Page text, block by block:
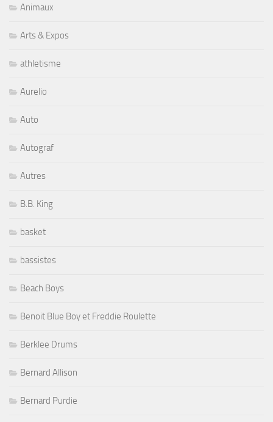
Animaux
Arts & Expos
athletisme
Aurelio
Auto
Autograf
Autres
B.B. King
basket
bassistes
Beach Boys
Benoit Blue Boy et Freddie Roulette
Berklee Drums
Bernard Allison
Bernard Purdie